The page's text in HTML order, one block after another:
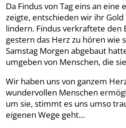
Da Findus von Tag eins an
zeigte, entschieden wir ihr
lindern. Findus verkraftete den
gestern das Herz zu hören wie
Samstag Morgen abgebaut
umgeben von Menschen, die
Wir haben uns von ganzem
wundervollen Menschen
um sie, stimmt es uns umso
eigenen Wege geht…